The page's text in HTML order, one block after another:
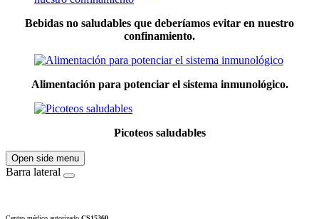
Bebidas no saludables que deberíamos evitar en nuestro
confinamiento.
Alimentación para potenciar el sistema inmunológico.
Picoteos saludables
Open side menu
Barra lateral